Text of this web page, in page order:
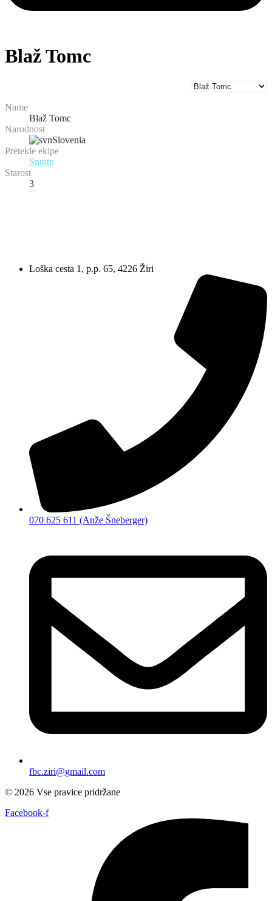
Blaž Tomc
Name
Blaž Tomc
Narodnost
Slovenia
Pretekle ekipe
Sntntn
Starost
3
Loška cesta 1, p.p. 65, 4226 Žiri
070 625 611 (Anže Šneberger)
fbc.ziri@gmail.com
© 2026 Vse pravice pridržane
Facebook-f